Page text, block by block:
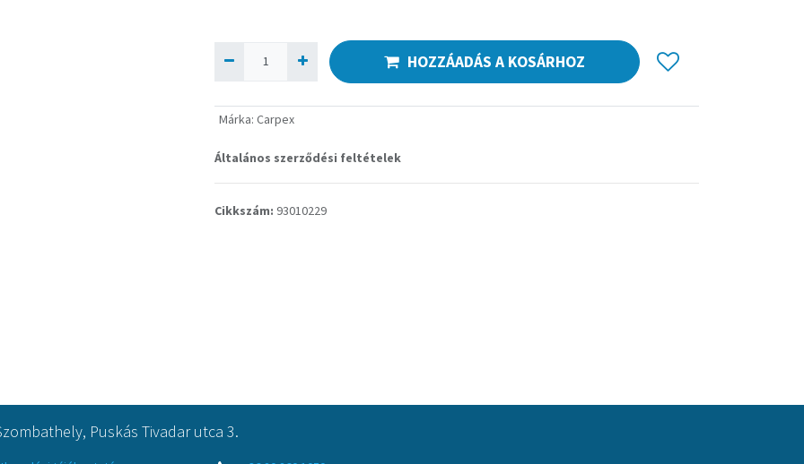
HOZZÁADÁS A KOSÁRHOZ
Márka: Carpex
Általános szerződési feltételek
Cikkszám: 93010229
Puskás Tivadar utca 3.